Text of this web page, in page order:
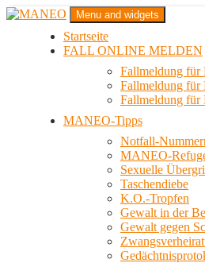
Zum
MANEO
Das schwule Anti-Gewalt-Projekt in
Menu and widgets
Startseite
FALL ONLINE MELDEN
Fallmeldung für
Fallmeldung für
Fallmeldung für
MANEO-Tipps
Notfall-
MANEO-
Sexuelle
Taschendiebe
K.O.-Tropfen
Gewalt in der
Gewalt gegen